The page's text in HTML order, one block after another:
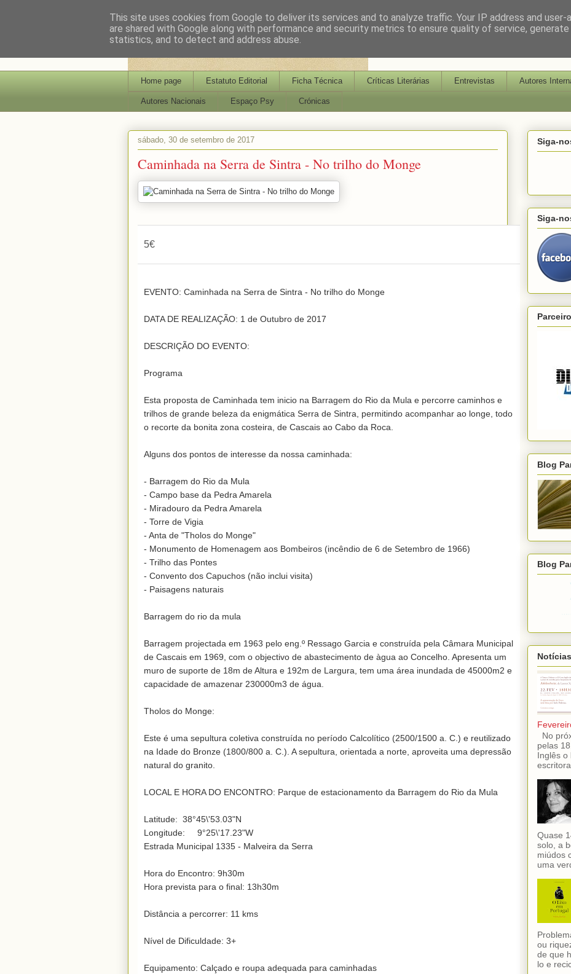
Home page Estatuto Editorial Ficha Técnica Críticas Literárias Entrevistas Autores
Autores Nacionais Espaço Psy Crónicas
sábado, 30 de setembro de 2017
Caminhada na Serra de Sintra - No trilho do Monge
5€
EVENTO: Caminhada na Serra de Sintra - No trilho do Monge
DATA DE REALIZAÇÃO: 1 de Outubro de 2017
DESCRIÇÃO DO EVENTO:
Programa
Esta proposta de Caminhada tem inicio na Barragem do Rio da Mula e percorre caminhos e
trilhos de grande beleza da enigmática Serra de Sintra, permitindo acompanhar ao longe, todo
o recorte da bonita zona costeira, de Cascais ao Cabo da Roca.
Alguns dos pontos de interesse da nossa caminhada:
- Barragem do Rio da Mula
- Campo base da Pedra Amarela
- Miradouro da Pedra Amarela
- Torre de Vigia
- Anta de "Tholos do Monge"
- Monumento de Homenagem aos Bombeiros (incêndio de 6 de Setembro de 1966)
- Trilho das Pontes
- Convento dos Capuchos (não inclui visita)
- Paisagens naturais
Barragem do rio da mula
Barragem projectada em 1963 pelo eng.º Ressago Garcia e construída pela Câmara Municipal
de Cascais em 1969, com o objectivo de abastecimento de àgua ao Concelho. Apresenta um
muro de suporte de 18m de Altura e 192m de Largura, tem uma área inundada de 45000m2 e
capacidade de amazenar 230000m3 de água.
Tholos do Monge:
Este é uma sepultura coletiva construída no período Calcolítico (2500/1500 a. C.) e reutilizado
na Idade do Bronze (1800/800 a. C.). A sepultura, orientada a norte, aproveita uma depressão
natural do granito.
LOCAL E HORA DO ENCONTRO: Parque de estacionamento da Barragem do Rio da Mula
Latitude:  38°45\'53.03"N
Longitude:     9°25\'17.23"W
Estrada Municipal 1335 - Malveira da Serra
Hora do Encontro: 9h30m
Hora prevista para o final: 13h30m
Distância a percorrer: 11 kms
Nível de Dificuldade: 3+
Equipamento: Calçado e roupa adequada para caminhadas
Siga-
Siga-
Blog
Blog
No
pelas
Inglês o
Quase
solo, a
miúdos
uma
ou
de que
lo e
This site uses cookies from Google to deliver its services and to analyze traffic. Your IP address and user-
are shared with Google along with performance and security metrics to ensure quality of service, generate
statistics, and to detect and address abuse.